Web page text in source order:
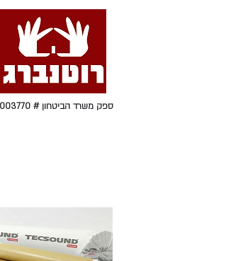
ספק משרד הביטחון # 11003770